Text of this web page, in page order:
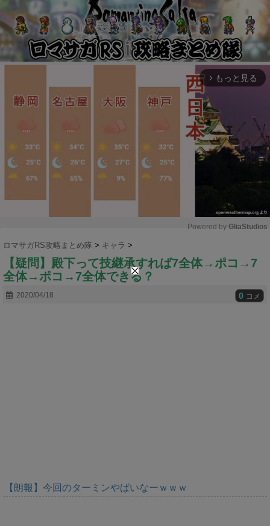
arrow_forward_ios もっと見る
u
Powered by GliaStudios
ロマサガRS攻略まとめ隊 > キャラ >
【疑問】殿下って技継承すれば7全体→ポコ→7
全体→ポコ→7全体できる？
2020/04/18 0 コメ
【朗報】今回のターミンやばいなーｗｗｗ